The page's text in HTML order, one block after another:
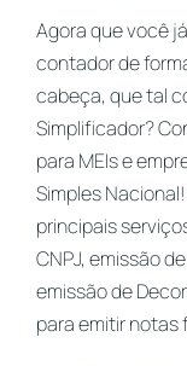
Agora que você
contadorde
cabeça, que tal
Simplificador?
para MEIs e
Simples
principais
CNPJ, emissão
emissão de
para emitir notas